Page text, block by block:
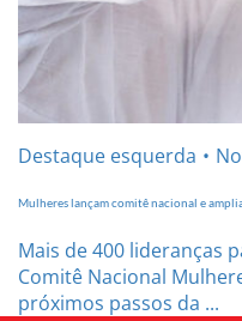
Destaque esquerda
Mulheres lançam comitê nacional e
Mais de 400 lideranças
Comitê Nacional
próximos passos da ...